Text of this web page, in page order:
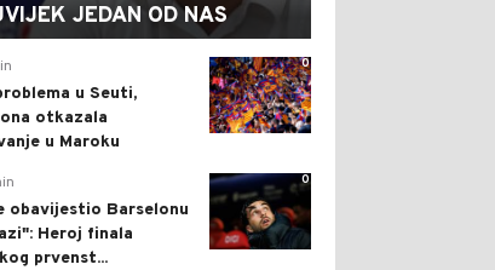
JEDAN OD NAS
0
u Seuti,
otkazala
u Maroku
0
obavijestio Barselonu
Heroj finala
prvenst...